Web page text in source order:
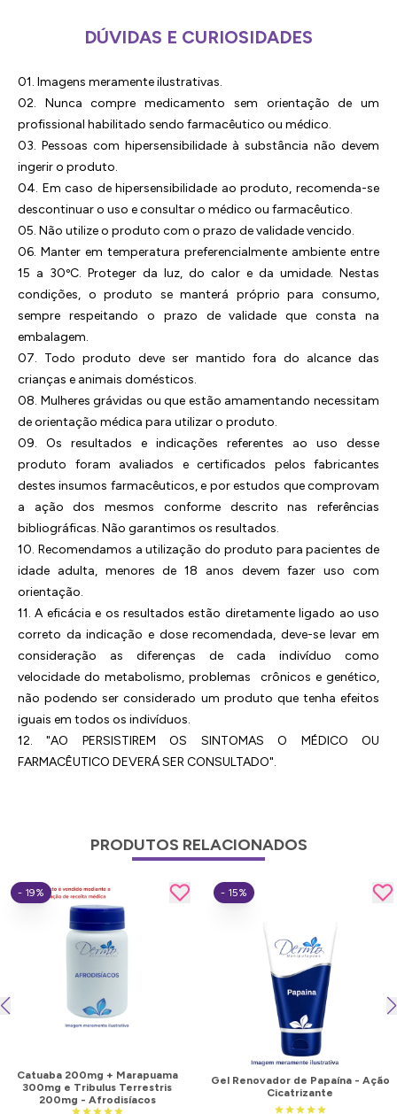
DÚVIDAS E CURIOSIDADES
01. Imagens meramente ilustrativas.
02. Nunca compre medicamento sem orientação de um
profissional habilitado sendo farmacêutico ou médico.
03. Pessoas com hipersensibilidade à substância não devem
ingerir o produto.
04. Em caso de hipersensibilidade ao produto, recomenda-se
descontinuar o uso e consultar o médico ou farmacêutico.
05. Não utilize o produto com o prazo de validade vencido.
06. Manter em temperatura preferencialmente ambiente entre
15 a 30ºC. Proteger da luz, do calor e da umidade. Nestas
condições, o produto se manterá próprio para consumo,
sempre respeitando o prazo de validade que consta na
embalagem.
07. Todo produto deve ser mantido fora do alcance das
crianças e animais domésticos.
08. Mulheres grávidas ou que estão amamentando necessitam
de orientação médica para utilizar o produto.
09. Os resultados e indicações referentes ao uso desse
produto foram avaliados e certificados pelos fabricantes
destes insumos farmacêuticos, e por estudos que comprovam
a ação dos mesmos conforme descrito nas referências
bibliográficas. Não garantimos os resultados.
10. Recomendamos a utilização do produto para pacientes de
idade adulta, menores de 18 anos devem fazer uso com
orientação.
11. A eficácia e os resultados estão diretamente ligado ao uso
correto da indicação e dose recomendada, deve-se levar em
consideração as diferenças de cada indivíduo como
velocidade do metabolismo, problemas crônicos e genético,
não podendo ser considerado um produto que tenha efeitos
iguais em todos os indivíduos.
12. "AO PERSISTIREM OS SINTOMAS O MÉDICO OU
FARMACÊUTICO DEVERÁ SER CONSULTADO".
PRODUTOS RELACIONADOS
Catuaba 200mg + Marapuama
300mg e Tribulus Terrestris
200mg - Afrodisíacos
- 19%
Gel Renovador de Papaína - Ação
Cicatrizante
- 15%